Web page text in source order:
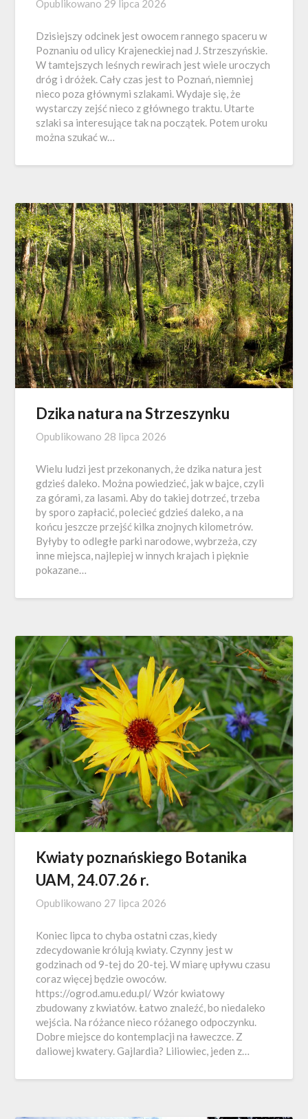
Opublikowano 29 lipca 2026
Dzisiejszy odcinek jest owocem rannego spaceru w
Poznaniu od ulicy Krajeneckiej nad J. Strzeszyńskie.
W tamtejszych leśnych rewirach jest wiele uroczych
dróg i dróżek. Cały czas jest to Poznań, niemniej
nieco poza głównymi szlakami. Wydaje się, że
wystarczy zejść nieco z głównego traktu. Utarte
szlaki sa interesujące tak na początek. Potem uroku
można szukać w…
Dzika natura na Strzeszynku
Opublikowano 28 lipca 2026
Wielu ludzi jest przekonanych, że dzika natura jest
gdzieś daleko. Można powiedzieć, jak w bajce, czyli
za górami, za lasami. Aby do takiej dotrzeć, trzeba
by sporo zapłacić, polecieć gdzieś daleko, a na
końcu jeszcze przejść kilka znojnych kilometrów.
Byłyby to odległe parki narodowe, wybrzeża, czy
inne miejsca, najlepiej w innych krajach i pięknie
pokazane…
Kwiaty poznańskiego Botanika
UAM, 24.07.26 r.
Opublikowano 27 lipca 2026
Koniec lipca to chyba ostatni czas, kiedy
zdecydowanie królują kwiaty. Czynny jest w
godzinach od 9-tej do 20-tej. W miarę upływu czasu
coraz więcej będzie owoców.
https://ogrod.amu.edu.pl/ Wzór kwiatowy
zbudowany z kwiatów. Łatwo znaleźć, bo niedaleko
wejścia. Na różance nieco różanego odpoczynku.
Dobre miejsce do kontemplacji na ławeczce. Z
daliowej kwatery. Gajlardia? Liliowiec, jeden z…